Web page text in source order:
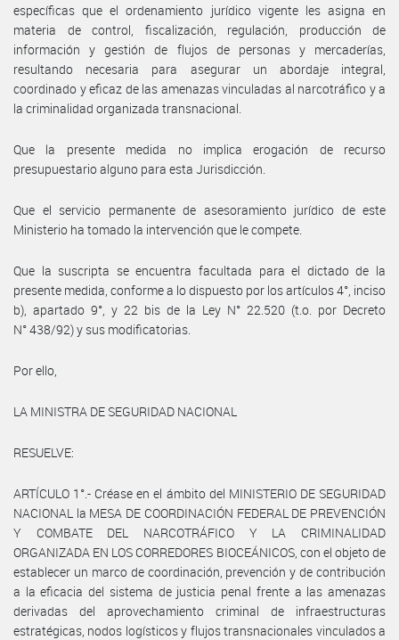
específicas que el ordenamiento jurídico vigente les asigna en
materia de control, fiscalización, regulación, producción de
información y gestión de flujos de personas y mercaderías,
resultando necesaria para asegurar un abordaje integral,
coordinado y eficaz de las amenazas vinculadas al narcotráfico y a
la criminalidad organizada transnacional.
Que la presente medida no implica erogación de recurso
presupuestario alguno para esta Jurisdicción.
Que el servicio permanente de asesoramiento jurídico de este
Ministerio ha tomado la intervención que le compete.
Que la suscripta se encuentra facultada para el dictado de la
presente medida, conforme a lo dispuesto por los artículos 4°, inciso
b), apartado 9°, y 22 bis de la Ley N° 22.520 (t.o. por Decreto
N° 438/92) y sus modificatorias.
Por ello,
LA MINISTRA DE SEGURIDAD NACIONAL
RESUELVE:
ARTÍCULO 1°.- Créase en el ámbito del MINISTERIO DE SEGURIDAD
NACIONAL la MESA DE COORDINACIÓN FEDERAL DE PREVENCIÓN
Y COMBATE DEL NARCOTRÁFICO Y LA CRIMINALIDAD
ORGANIZADA EN LOS CORREDORES BIOCEÁNICOS, con el objeto de
establecer un marco de coordinación, prevención y de contribución
a la eficacia del sistema de justicia penal frente a las amenazas
derivadas del aprovechamiento criminal de infraestructuras
estratégicas, nodos logísticos y flujos transnacionales vinculados a